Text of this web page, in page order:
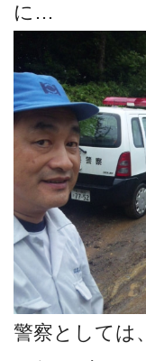
に…
警察としては